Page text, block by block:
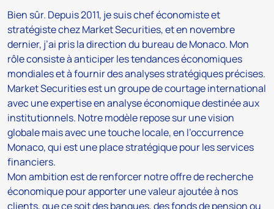
Bien sûr. Depuis 2011, je suis chef économiste et
stratégiste chez Market Securities, et en novembre
dernier, j’ai pris la direction du bureau de Monaco. Mon
rôle consiste à anticiper les tendances économiques
mondiales et à fournir des analyses stratégiques précises.
Market Securities est un groupe de courtage international
avec une expertise en analyse économique destinée aux
institutionnels. Notre modèle repose sur une vision
globale mais avec une touche locale, en l’occurrence
Monaco, qui est une place stratégique pour les services
financiers.
Mon ambition est de renforcer notre offre de recherche
économique pour apporter une valeur ajoutée à nos
clients, que ce soit des banques, des fonds de pension ou